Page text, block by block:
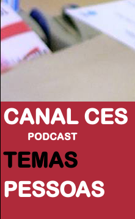
CANAL CES
PODCAST
TEMAS
PESSOAS